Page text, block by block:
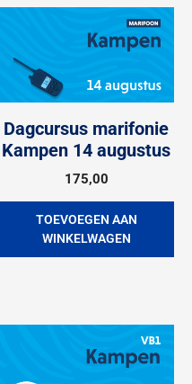
Dagcursus marifonie
Kampen 14 augustus
175,00
TOEVOEGEN AAN
WINKELWAGEN